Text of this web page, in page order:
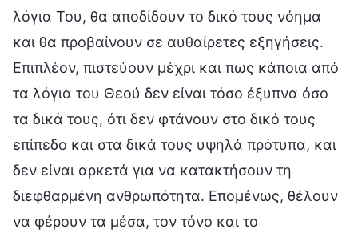
λόγια Του, θα αποδίδουν το δικό τους νόημα
και θα προβαίνουν σε αυθαίρετες εξηγήσεις.
Επιπλέον, πιστεύουν μέχρι και πως κάποια από
τα λόγια του Θεού δεν είναι τόσο έξυπνα όσο
τα δικά τους, ότι δεν φτάνουν στο δικό τους
επίπεδο και στα δικά τους υψηλά πρότυπα, και
δεν είναι αρκετά για να κατακτήσουν τη
διεφθαρμένη ανθρωπότητα. Επομένως, θέλουν
να φέρουν τα μέσα, τον τόνο και το